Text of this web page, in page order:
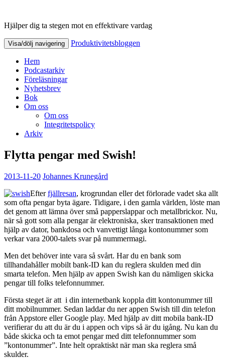
Produktivitetsbloggen
Hjälper dig ta stegen mot en effektivare vardag
Visa/dölj navigering Produktivitetsbloggen
Hem
Podcastarkiv
Föreläsningar
Nyhetsbrev
Bok
Om oss
Om oss
Integritetspolicy
Arkiv
Flytta pengar med Swish!
2013-11-20 Johannes Krunegård
Efterfjällresan, krogrundan eller det förlorade vadet ska allt
som ofta pengar byta ägare. Tidigare, i den gamla världen, löste man
det genom att lämna över små papperslappar och metallbrickor. Nu,
när så gott som alla pengar är elektroniska, sker transaktionen med
hjälp av dator, bankdosa och vanvettigt långa kontonummer som
verkar vara 2000-talets svar på nummermagi.
Men det behöver inte vara så svårt. Har du en bank som
tillhandahåller mobilt bank-ID kan du reglera skulden med din
smarta telefon. Men hjälp av appen Swish kan du nämligen skicka
pengar till folks telefonnummer.
Första steget är att i din internetbank koppla ditt kontonummer till
ditt mobilnummer. Sedan laddar du ner appen Swish till din telefon
från Appstore eller Google play. Med hjälp av ditt mobila bank-ID
verifierar du att du är du i appen och vips så är du igång. Nu kan du
både skicka och ta emot pengar med ditt telefonnummer som
”kontonummer”. Inte helt opraktiskt när man ska reglera små
skulder.